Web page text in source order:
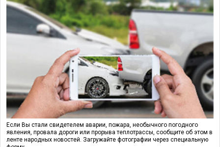
Если Вы стали свидетелем аварии, пожара, необычного погодного
явления, провала дороги или прорыва теплотрассы, сообщите об этом в
ленте народных новостей. Загружайте фотографии через специальную